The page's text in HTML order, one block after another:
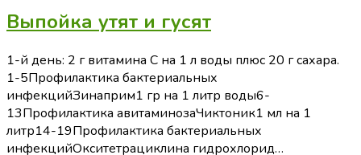
Выпойка утят и гусят
1-й день: 2 г витамина C на 1 л воды плюс 20 г сахара.
1-5Профилактика бактериальных
инфекцийЗинаприм1 гр на 1 литр воды6-
13Профилактика авитаминозаЧиктоник1 мл на 1
литр14-19Профилактика бактериальных
инфекцийОкситетрациклина гидрохлорид…